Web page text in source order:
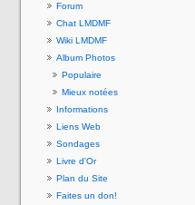
Forum
Chat LMDMF
Wiki LMDMF
Album Photos
Populaire
Mieux notées
Informations
Liens Web
Sondages
Livre d'Or
Plan du Site
Faites un don!